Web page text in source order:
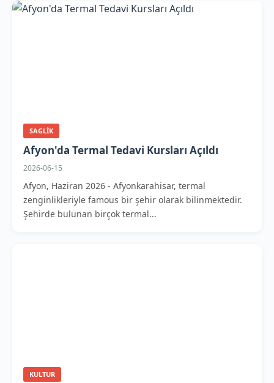
SAGLIK
Afyon'da Termal Tedavi Kursları Açıldı
2026-06-15
Afyon, Haziran 2026 - Afyonkarahisar, termal
zenginlikleriyle famous bir şehir olarak bilinmektedir.
Şehirde bulunan birçok termal...
KULTUR